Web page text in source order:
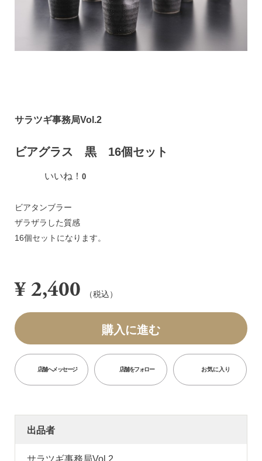
サラツギ事務局Vol.2
ビアグラス 黒 16個セット
いいね！ 0
ビアタンブラー
ザラザラした質感
16個セットになります。
¥ 2,400 （税込）
購入に進む
店舗へメッセージ 店舗をフォロー お気に入り
出品者
サラツギ事務局Vol.2